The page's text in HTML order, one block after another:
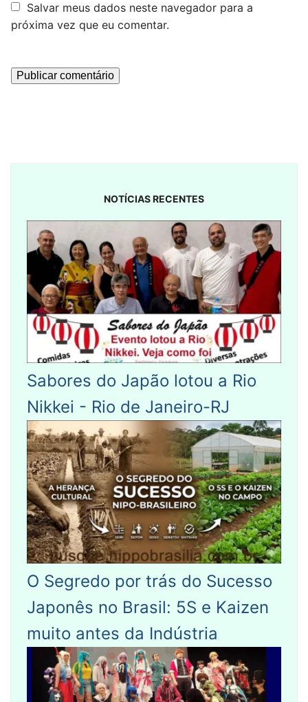
Salvar meus dados neste navegador para a
próxima vez que eu comentar.
NOTÍCIAS RECENTES
Sabores do Japão lotou a Rio
Nikkei - Rio de Janeiro-RJ
O Segredo por trás do Sucesso
Japonês no Brasil: 5S e Kaizen
muito antes da Indústria